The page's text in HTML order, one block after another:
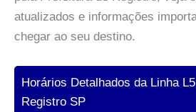
atualizados e informações
chegar ao seu destino.
Horários Detalhados da Linha
Registro SP